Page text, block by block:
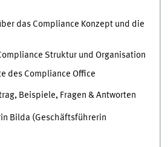
das Compliance Konzept und die
Struktur und Organisation
des Compliance Office
Beispiele, Fragen & Antworten
Bilda (Geschäftsführerin